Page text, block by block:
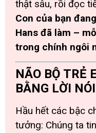
thật sâu, rồi đọc
Con của bạn
Hans đã làm –
trong chính ngôi
NÃO BỘ TRẺ
BẰNG LỜI NÓI
Hầu hết các bậc
tưởng: Chúng ta